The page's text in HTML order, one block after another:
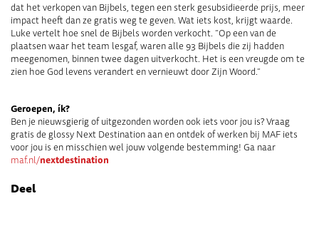
dat het verkopen van Bijbels, tegen een sterk gesubsidieerde prijs, meer
impact heeft dan ze gratis weg te geven. Wat iets kost, krijgt waarde.
Luke vertelt hoe snel de Bijbels worden verkocht. “Op een van de
plaatsen waar het team lesgaf, waren alle 93 Bijbels die zij hadden
meegenomen, binnen twee dagen uitverkocht. Het is een vreugde om te
zien hoe God levens verandert en vernieuwt door Zijn Woord.”
Geroepen, ík?
Ben je nieuwsgierig of uitgezonden worden ook iets voor jou is? Vraag
gratis de glossy Next Destination aan en ontdek of werken bij MAF iets
voor jou is en misschien wel jouw volgende bestemming! Ga naar
maf.nl/nextdestination
Deel